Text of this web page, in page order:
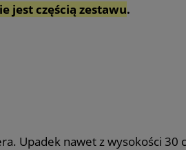
jest częścią zestawu.
Upadek nawet z wysokości 30